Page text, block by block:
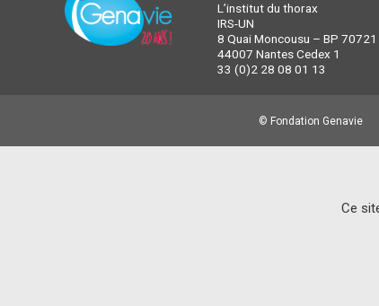
L’institut du thorax
IRS-UN
8 Quai Moncousu – BP 70721
44007 Nantes Cedex 1
33 (0)2 28 08 01 13
© Fondation Genavie
Ce